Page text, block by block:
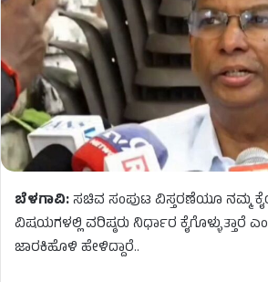
ಬೆಳಗಾವಿ:ಸಚಿವ ಸಂಪುಟ ವಿಸ್ತರಣೆಯೂ ನಮ್ಮ
ವಿಷಯಗಳಲ್ಲಿ ವರಿಷ್ಠರು ನಿರ್ಧಾರ ಕೈಗೊಳ್ಳುತ್ತಾರೆ
ಜಾರಕಿಹೊಳಿ ಹೇಳಿದ್ದಾರೆ..